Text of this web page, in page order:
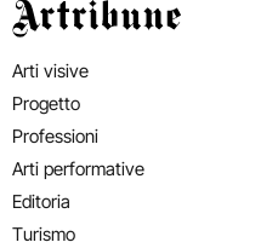
Artribune
Arti visive
Progetto
Professioni
Arti performative
Editoria
Turismo